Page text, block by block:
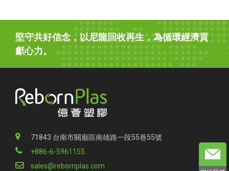
堅守共好信念，以尼龍回收再生，為循環經濟貢
獻心力。
71843 台南市關廟區南雄路一段55巷55號
+886-6-5961155
sales@rebornplas.com